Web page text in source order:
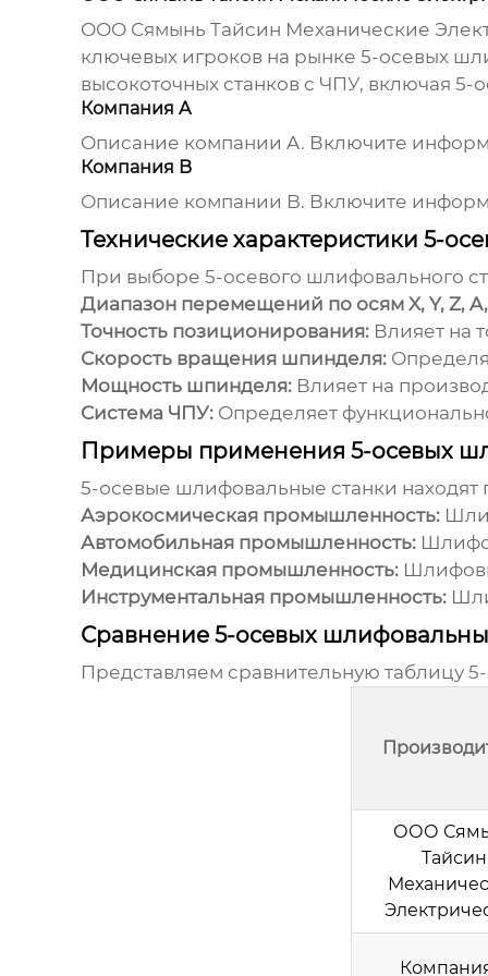
ООО Сямынь Тайсин Механические
ключевых игроков на рынке 5-осевых
высокоточных станков с ЧПУ, включая 5-
Компания A
Описание компании A. Включите
Компания B
Описание компании B. Включите
Технические характеристики 5-
При выборе 5-осевого шлифовального
Диапазон перемещений по осям X, Y, Z,
Точность позиционирования:Влияет на
Скорость вращения шпинделя:
Мощность шпинделя:Влияет на
Система ЧПУ:Определяет
Примеры применения 5-осевых
5-осевые шлифовальные станки
Аэрокосмическая промышленность:
Автомобильная промышленность:
Медицинская промышленность:
Инструментальная промышленность:
Сравнение 5-осевых
Представляем сравнительную таблицу
ООО
Тайсин